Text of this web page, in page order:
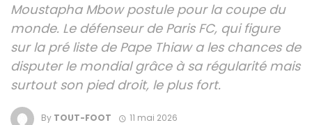
Moustapha Mbow postule pour la coupe du
monde. Le défenseur de Paris FC, qui figure
sur la pré liste de Pape Thiaw a les chances de
disputer le mondial grâce à sa régularité mais
surtout son pied droit, le plus fort.
By TOUT-FOOT 11 mai 2026